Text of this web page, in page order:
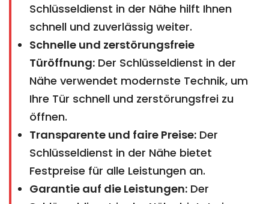
Schlüsseldienst in der Nähe hilft Ihnen
schnell und zuverlässig weiter.
Schnelle und zerstörungsfreie
Türöffnung: Der Schlüsseldienst in der
Nähe verwendet modernste Technik, um
Ihre Tür schnell und zerstörungsfrei zu
öffnen.
Transparente und faire Preise: Der
Schlüsseldienst in der Nähe bietet
Festpreise für alle Leistungen an.
Garantie auf die Leistungen: Der